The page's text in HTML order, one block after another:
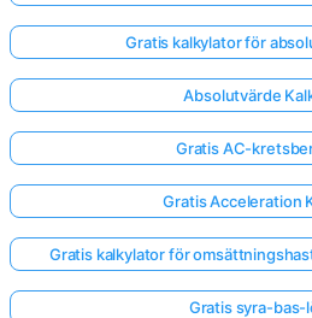
Gratis kalkylator för
Absolutvärde
Gratis AC-
Gratis Acceleration
Gratis kalkylator för
Gratis syra-bas-